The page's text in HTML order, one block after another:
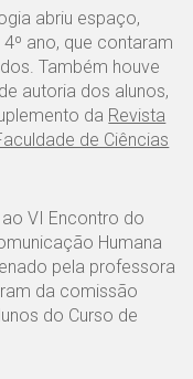
abriu espaço,
ano, que contaram
Também houve
autoria dos alunos,
da Revista
de Ciências
VI Encontro do
Humana
pela professora
da comissão
do Curso de